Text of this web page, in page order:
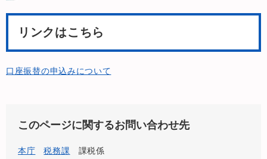
リンクはこちら
口座振替の申込みについて
このページに関するお問い合わせ先
本庁 税務課 課税係